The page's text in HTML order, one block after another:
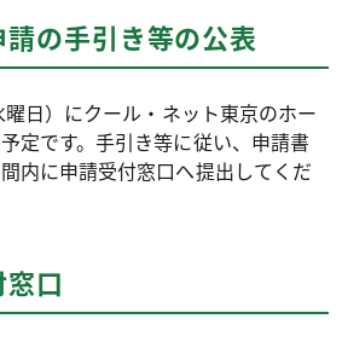
請の手引き等の公表
日）にクール・ネット東京のホー
定です。手引き等に従い、申請書
内に申請受付窓口へ提出してくだ
窓口